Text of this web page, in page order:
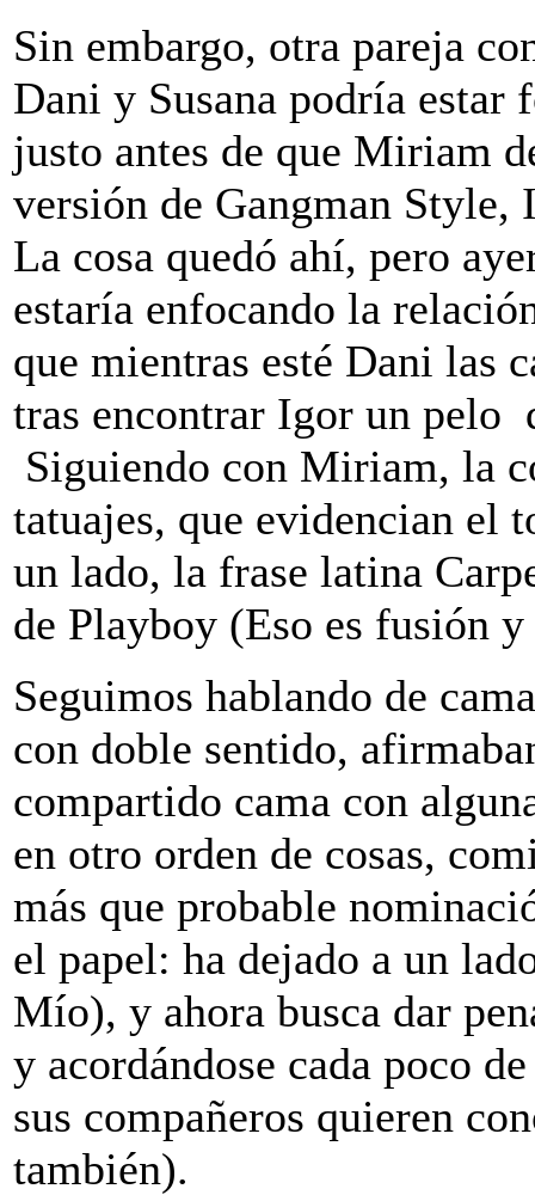
Sin embargo, otra pareja
Dani y Susana podría estar
justo antes de que Miriam
versión de Gangman
La cosa quedó ahí, pero
estaría enfocando la
que mientras esté Dani las
tras encontrar Igor un pelo
Siguiendo con Miriam, la
tatuajes, que evidencian el
un lado, la frase latina
de Playboy (Eso es fusión
Seguimos hablando de
con doble sentido,
compartido cama con
en otro orden de cosas,
más que probable
el papel: ha dejado a un
Mío), y ahora busca dar
y acordándose cada poco
sus compañeros quieren
también).